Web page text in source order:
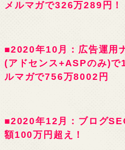
メルマガで326万289円！
■2020年10月：広告運用
(アドセンス+ASPのみ)
ルマガで756万8002円
■2020年12月：ブログ
額100万円超え！